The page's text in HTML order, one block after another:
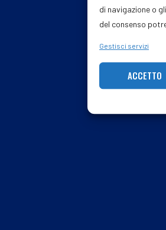
di navigazione o
del consenso
Gestisci servizi
ACCETTO